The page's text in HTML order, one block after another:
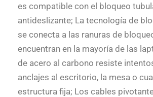
es compatible con el bloqueo
antideslizante; La tecnología de
se conecta a las ranuras de
encuentran en la mayoría de las
de acero al carbono resiste
anclajes al escritorio, la mesa o
estructura fija; Los cables